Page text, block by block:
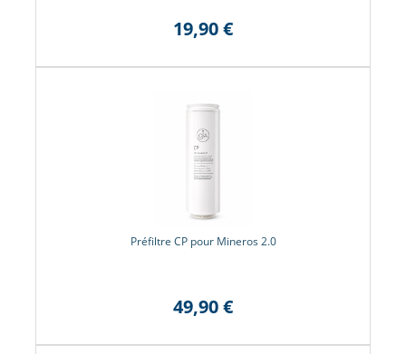
19,90 €
Préfiltre CP pour Mineros 2.0
49,90 €